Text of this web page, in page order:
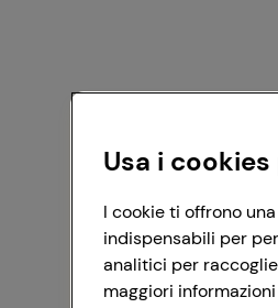
Usa i
I cookie ti offrono
indispensabili per
analitici per
maggiori